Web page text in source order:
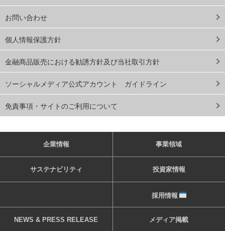
お問い合わせ
個人情報保護方針
金融商品販売における勧誘方針及び当社取引方針
ソーシャルメディア公式アカウント ガイドライン
免責事項・サイトのご利用について
企業情報 事業領域
サステナビリティ 投資家情報
採用情報
NEWS & PRESS RELEASE メディア掲載